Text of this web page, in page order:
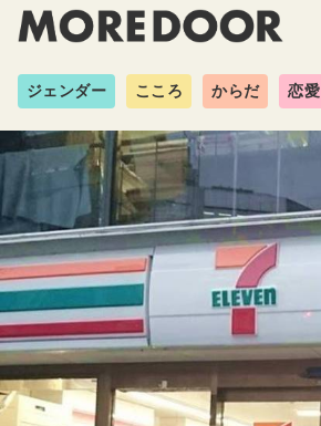
ジェンダー こころ からだ 恋愛